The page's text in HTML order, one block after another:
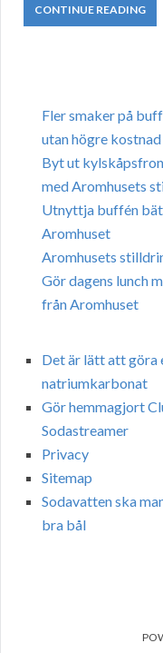
CONTINUE READING
Fler smaker på
utan högre kostnad
Byt ut
med Aromhusets
Utnyttja buffén
Aromhuset
Aromhusets
Gör dagens lunch
från Aromhuset
Det är lätt att göra
natriumkarbonat
Gör hemmagjort
Sodastreamer
Privacy
Sitemap
Sodavatten ska
bra bål